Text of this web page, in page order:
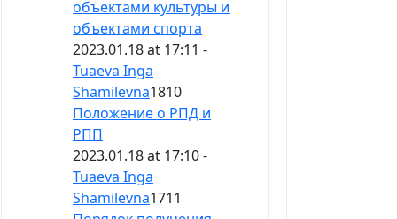
объектами культуры и
объектами спорта
2023.01.18 at 17:11 -
Tuaeva Inga
Shamilevna1810
Положение о РПД и
РПП
2023.01.18 at 17:10 -
Tuaeva Inga
Shamilevna1711